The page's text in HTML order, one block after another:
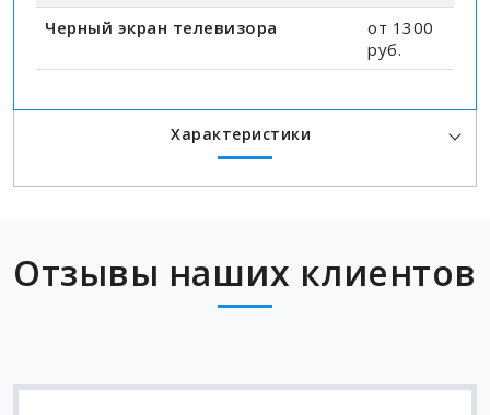
Черный экран телевизора
от 1300
руб.
Характеристики
Отзывы наших клиентов